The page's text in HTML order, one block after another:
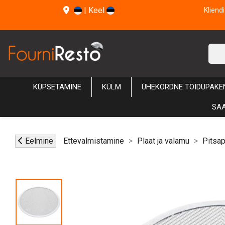
| Keel
KÜPSETAMINE KÜLM ÜHEKORDNE
Eelmine Ettevalmistamine Plaat ja valamu